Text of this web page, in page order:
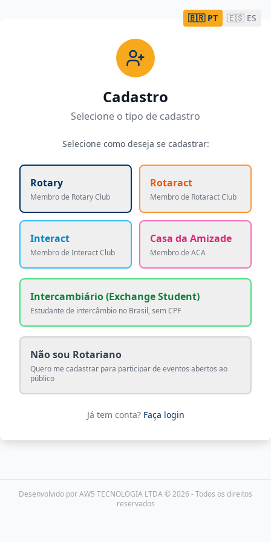
🇧🇷 PT 🇪🇸 ES
Cadastro
Selecione o tipo de cadastro
Selecione como deseja se cadastrar:
Rotary
Membro de Rotary Club
Rotaract
Membro de Rotaract Club
Interact
Membro de Interact Club
Casa da Amizade
Membro de ACA
Intercambiário (Exchange Student)
Estudante de intercâmbio no Brasil, sem CPF
Não sou Rotariano
Quero me cadastrar para participar de eventos abertos ao
público
Já tem conta? Faça login
Desenvolvido por AW5 TECNOLOGIA LTDA © 2026 - Todos os direitos
reservados